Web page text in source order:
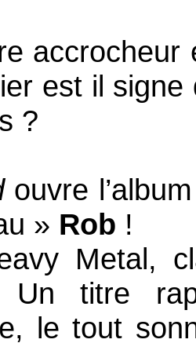
accrocheur
est il
?
ouvre
» Rob !
Metal,
Un titre
le tout